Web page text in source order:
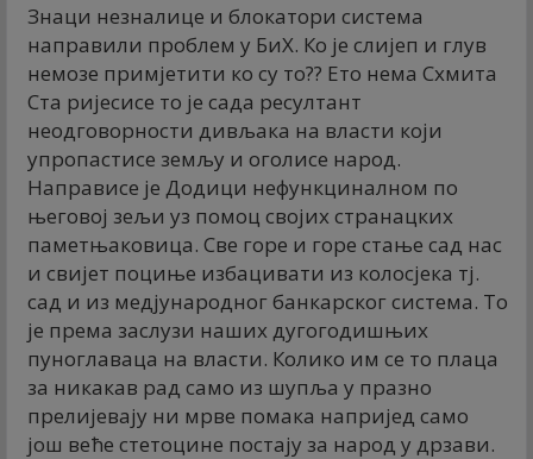
Знаци незналице и блокатори система
направили проблем у БиХ. Ко је слијеп и глув
немозе примјетити ко су то?? Ето нема Схмита
Ста ријесисе то је сада ресултант
неодговорности дивљака на власти који
упропастисе земљу и оголисе народ.
Направисе је Додици нефункциналном по
његовој зељи уз помоц својих странацких
паметњаковица. Све горе и горе стање сад нас
и свијет поциње избацивати из колосјека тј.
сад и из медјународног банкарског система. То
је према заслузи наших дугогодишњих
пуноглаваца на власти. Колико им се то плаца
за никакав рад само из шупља у празно
прелијевају ни мрве помака напријед само
још веће стетоцине постају за народ у дрзави.